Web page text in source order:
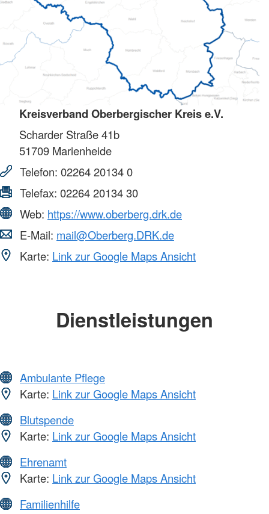
Kreisverband Oberbergischer Kreis e.V.
Scharder Straße 41b
51709 Marienheide
Telefon: 02264 20134 0
Telefax: 02264 20134 30
Web: https://www.oberberg.drk.de
E-Mail: mail@Oberberg.DRK.de
Karte: Link zur Google Maps Ansicht
Dienstleistungen
Ambulante Pflege
Karte: Link zur Google Maps Ansicht
Blutspende
Karte: Link zur Google Maps Ansicht
Ehrenamt
Karte: Link zur Google Maps Ansicht
Familienhilfe